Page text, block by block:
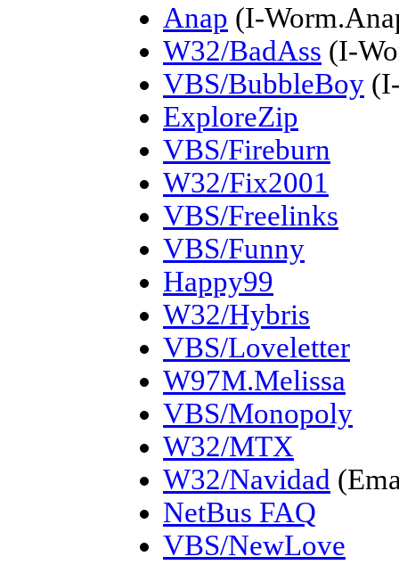
Anap (I-
W32/BadAss (I-
VBS/BubbleBoy
ExploreZip
VBS/Fireburn
W32/Fix2001
VBS/Freelinks
VBS/Funny
Happy99
W32/Hybris
VBS/Loveletter
W97M.Melissa
VBS/Monopoly
W32/MTX
W32/Navidad
NetBus FAQ
VBS/NewLove